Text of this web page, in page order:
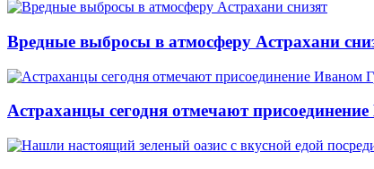
Вредные выбросы в атмосферу Астрахани
Астраханцы сегодня отмечают